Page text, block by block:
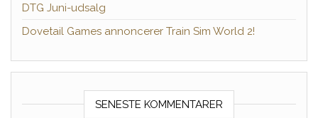
DTG Juni-udsalg
Dovetail Games annoncerer Train Sim World 2!
SENESTE KOMMENTARER